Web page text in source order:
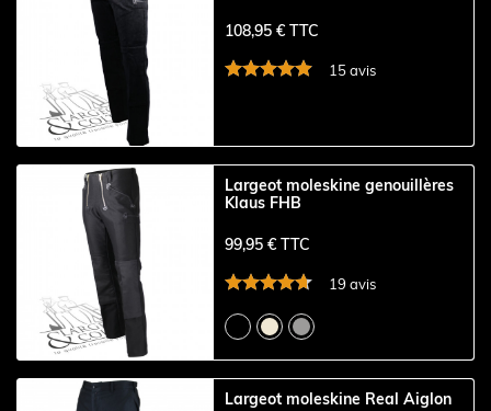
108,95 € TTC
15 avis
Largeot moleskine genouillères
Klaus FHB
99,95 € TTC
19 avis
Largeot moleskine Real Aiglon